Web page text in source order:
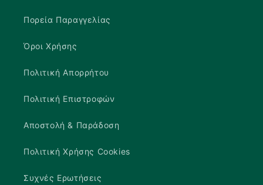
Πορεία Παραγγελίας
Όροι Χρήσης
Πολιτική Απορρήτου
Πολιτική Επιστροφών
Αποστολή & Παράδοση
Πολιτική Χρήσης Cookies
Συχνές Ερωτήσεις